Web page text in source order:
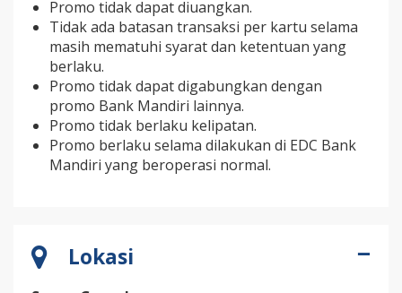
Promo tidak dapat diuangkan.
Tidak ada batasan transaksi per kartu selama
masih mematuhi syarat dan ketentuan yang
berlaku.
Promo tidak dapat digabungkan dengan
promo Bank Mandiri lainnya.
Promo tidak berlaku kelipatan.
Promo berlaku selama dilakukan di EDC Bank
Mandiri yang beroperasi normal.
Lokasi